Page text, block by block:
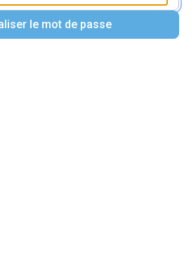
le mot de passe